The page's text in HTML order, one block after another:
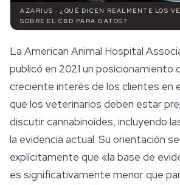
AZARIUS · ¿QUÉ DICEN REALMENTE LOS
SOBRE EL CBD PARA GATOS?
La American Animal Hospital
publicó en 2021 un posicionamiento
creciente interés de los clientes en
que los veterinarios deben estar
discutir cannabinoides, incluyendo
la evidencia actual. Su orientación
explícitamente que «la base de
es significativamente menor que